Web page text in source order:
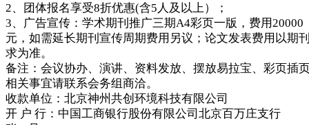
2、团体报名享受8折优惠(含5人及以上）；
3、广告宣传：学术期刊推广三期A4彩页一版，费用20000
元，如需延长期刊宣传周期费用另议；论文发表费用以期
求为准。
备注：会议协办、演讲、资料发放、摆放易拉宝、彩页插
相关事宜请联系会务组商洽。
收款单位：北京神州共创环境科技有限公司
开 户 行：中国工商银行股份有限公司北京百万庄支行